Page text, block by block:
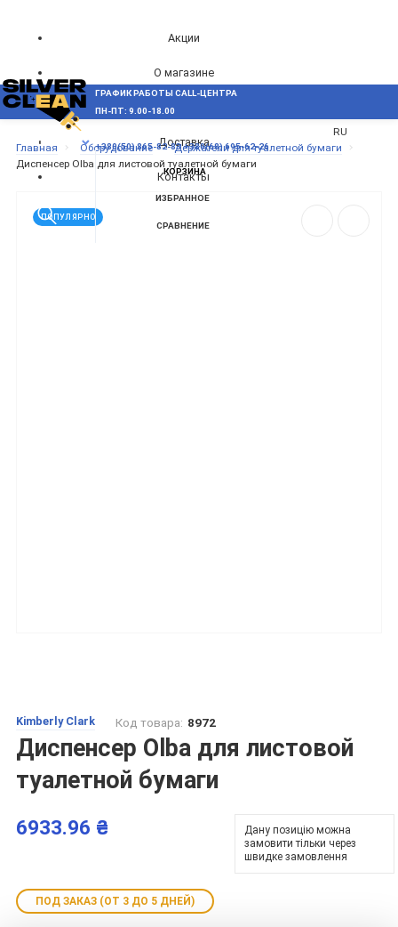
Акции
О магазине
Блог
Доставка
Контакты
RU
МЕНЮ
ГРАФИК РАБОТЫ CALL-ЦЕНТРА
ПН-ПТ: 9.00-18.00
+380(50) 865-82-83+380(68) 695-62-26
КОРЗИНА
ИЗБРАННОЕ
СРАВНЕНИЕ
Главная Оборудование
Держатели для туалетной бумаги
Диспенсер Olba для листовой туалетной бумаги
ПОПУЛЯРНО
Kimberly Clark Код товара: 8972
Диспенсер Olba для листовой
туалетной бумаги
6933.96 ₴
Дану позицію можна
замовити тільки через
швидке замовлення
ПОД ЗАКАЗ (ОТ 3 ДО 5 ДНЕЙ)